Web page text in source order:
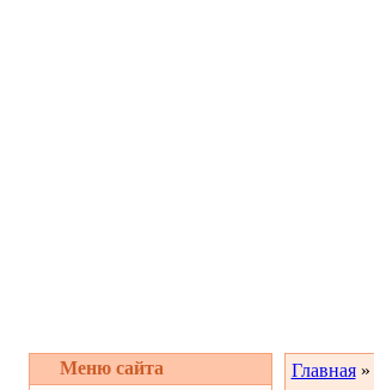
Меню сайта
Главная»